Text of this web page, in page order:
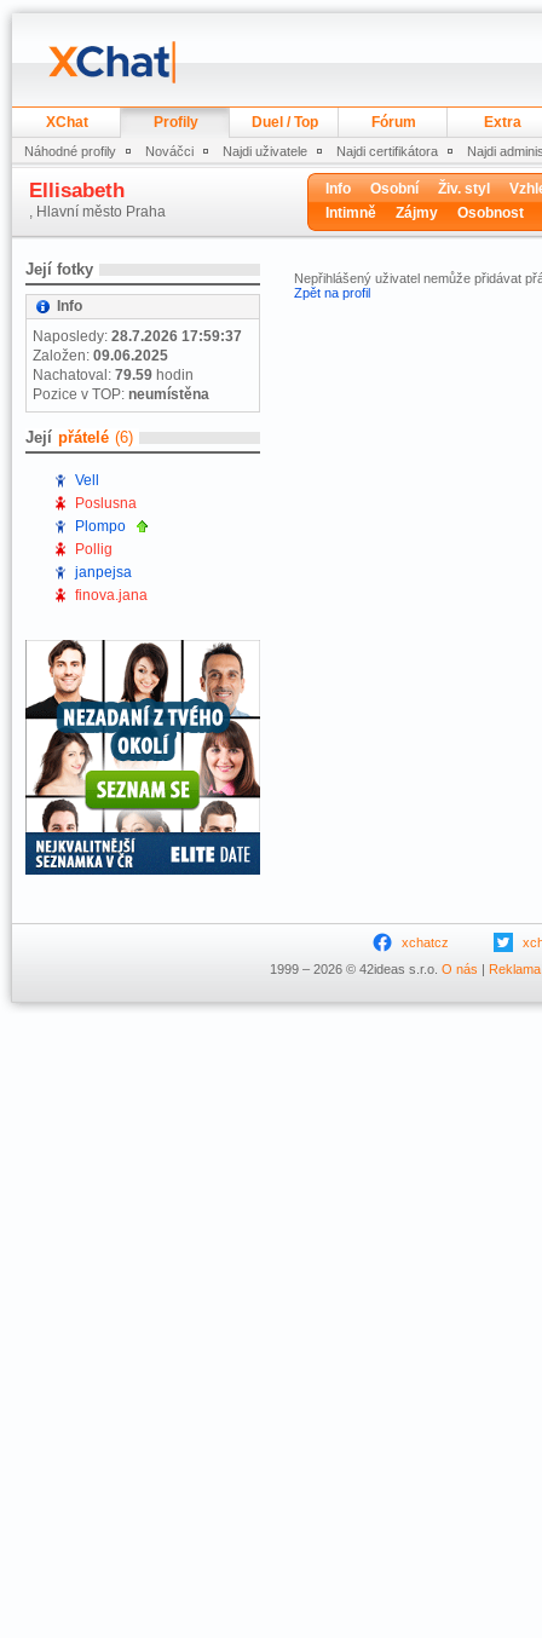
XChat Profily Duel / Top Fórum Extra
Náhodné profily Nováčci Najdi uživatele Najdi certifikátora Najdi
Ellisabeth
, Hlavní město Praha
Info Osobní Živ. styl
Intimně
Zájmy Osobnost
Její fotky
Info
Naposledy: 28.7.2026 17:59:37
Založen: 09.06.2025
Nachatoval: 79.59 hodin
Pozice v TOP: neumístěna
Její přátelé (6)
Vell
Poslusna
Plompo
Pollig
janpejsa
finova.jana
Nepřihlášený uživatel nemůže přidávat
Zpět na profil
xchatcz
1999 – 2026 © 42ideas s.r.o. O nás | Reklama